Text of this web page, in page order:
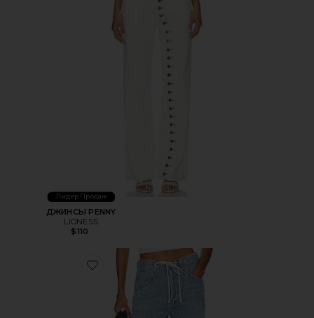
Лидер Продаж
ДЖИНСЫ PENNY
LIONESS
$110
Favorite БРЮКИ НА ЗАТЯЖКЕ BRYNN